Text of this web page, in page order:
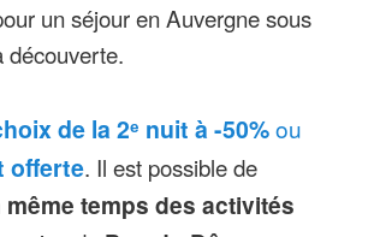
un séjour en Auvergne sous
découverte.
de la 2ᵉ nuit à -50%ou
offerte. Il est possible de
temps des activités